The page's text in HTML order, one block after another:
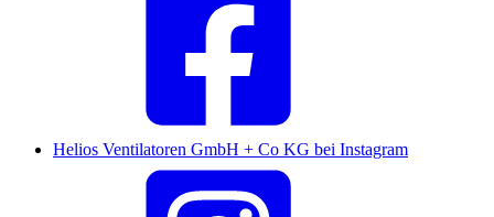
Helios Ventilatoren GmbH + Co KG bei Instagram